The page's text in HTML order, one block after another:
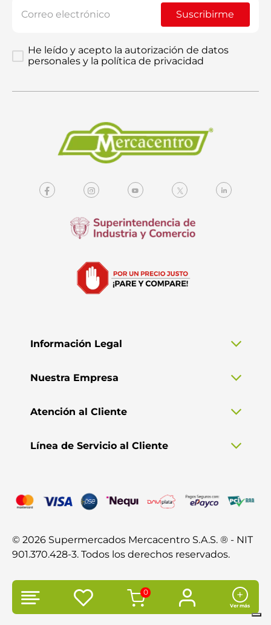
0
Suscribirme
He leído y acepto la autorización de datos
personales y la política de privacidad
Información Legal
Nuestra Empresa
Atención al Cliente
Línea de Servicio al Cliente
© 2026 Supermercados Mercacentro S.A.S. ® - NIT
901.370.428-3. Todos los derechos reservados.